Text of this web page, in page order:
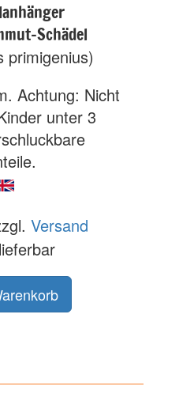
Schädel
primigenius)
Achtung: Nicht
unter 3
Versand